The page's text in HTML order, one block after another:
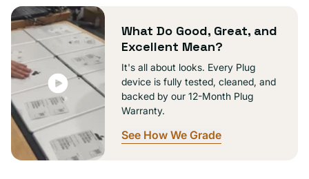
disponible
What Do Good, Great, and
Excellent Mean?
It's all about looks. Every Plug
device is fully tested, cleaned, and
backed by our 12-Month Plug
Warranty.
See How We Grade